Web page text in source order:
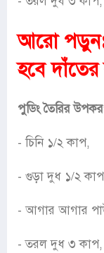
আরো
হবে
পুডিং তৈরির
- চিনি ১/২ কাপ,
- গুড়া দুধ ১/২
- আগার আগার
- তরল দুধ ৩ কাপ,